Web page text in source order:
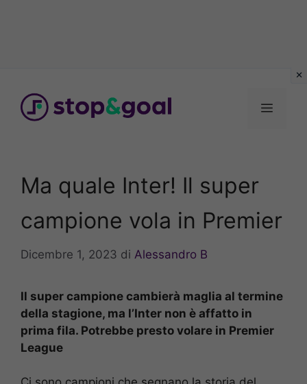
contenuto
Menu
Ma quale Inter! Il super
campione vola in Premier
Dicembre 1, 2023 di Alessandro B
Il super campione cambierà maglia al termine
della stagione, ma l’Inter non è affatto in
prima fila. Potrebbe presto volare in Premier
League